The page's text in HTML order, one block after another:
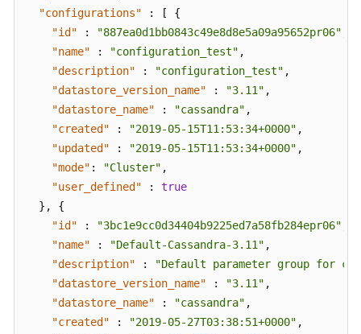
"configurations"
: [
{
"id"
: "887ea0d1bb0843c49e8d8e5a09a95652pr06"
"name"
: "configuration_test" ,
"description"
: "configuration_test" ,
"datastore_version_name"
: "3.11" ,
"datastore_name"
: "cassandra" ,
"created"
: "2019-05-15T11:53:34+0000" ,
"updated"
: "2019-05-15T11:53:34+0000" ,
"mode" : "Cluster" ,
"user_defined"
:
true
} ,
{
"id"
: "3bc1e9cc0d34404b9225ed7a58fb284epr06"
"name"
: "Default-Cassandra-3.11" ,
"description"
:
"Default parameter group for
"datastore_version_name"
: "3.11" ,
"datastore_name"
: "cassandra" ,
"created"
: "2019-05-27T03:38:51+0000" ,